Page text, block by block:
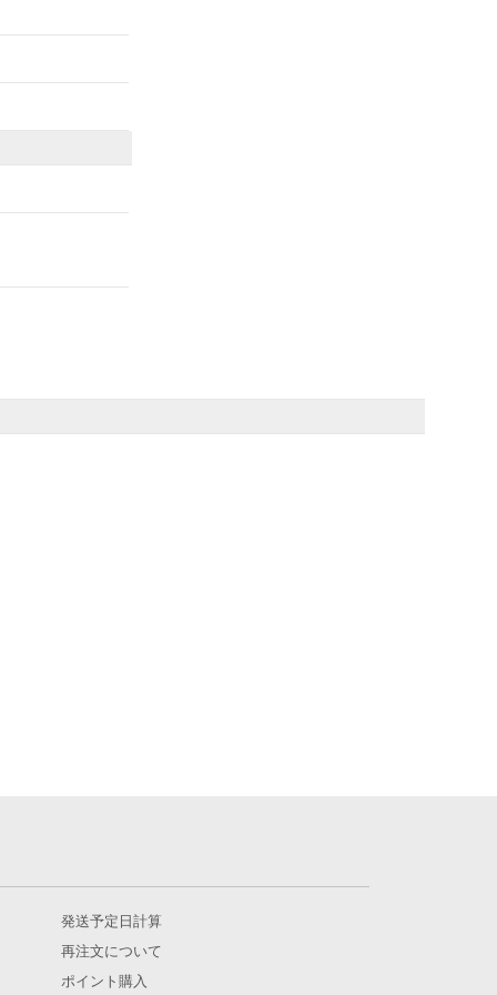
発送予定日計算
再注文について
ポイント購入